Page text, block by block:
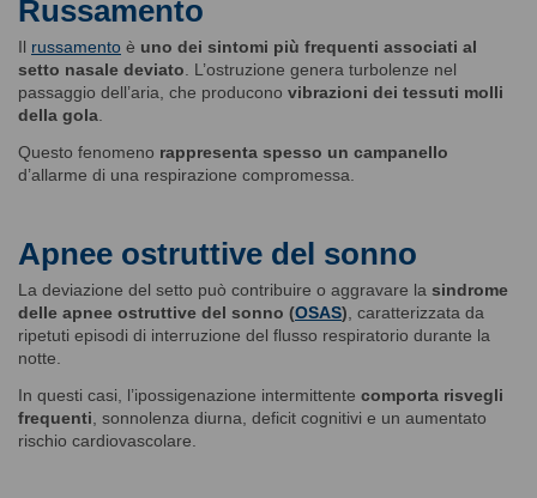
Russamento
Il russamento è uno dei sintomi più frequenti associati al
setto nasale deviato . L’ostruzione genera turbolenze nel
passaggio dell’aria, che producono vibrazioni dei tessuti molli
della gola
Questo fenomeno rappresenta spesso un campanello
d’allarme di una respirazione compromessa.
Apnee ostruttive del sonno
La deviazione del setto può contribuire o aggravare la sindrome
delle apnee ostruttive del sonno (OSAS) , caratterizzata da
ripetuti episodi di interruzione del flusso respiratorio durante la
notte.
In questi casi, l’ipossigenazione intermittente comporta risvegli
frequenti , sonnolenza diurna, deficit cognitivi e un aumentato
rischio cardiovascolare.